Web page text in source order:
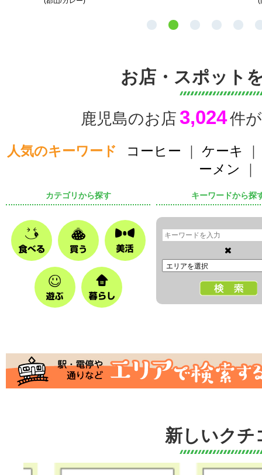
お店・スポット
鹿児島のお店 3,024件
人気のキーワード コーヒー ｜ ケーキ
ーメン
｜
カテゴリから探す キーワードから探
新しいクチ